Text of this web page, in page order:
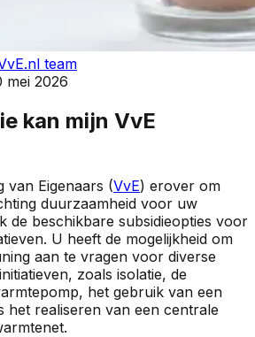
team
mei 2026
kan mijn VvE
van Eigenaars (VvE) erover om
duurzaamheid voor uw
de beschikbare subsidieopties voor
U heeft de mogelijkheid om
aan te vragen voor diverse
zoals isolatie, de
het gebruik van een
het realiseren van een centrale